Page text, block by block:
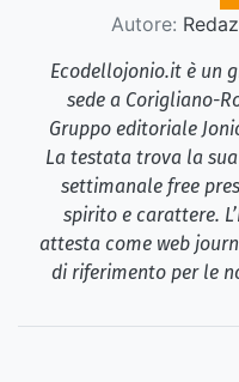
Autore:
Ecodellojonio.it è un
sede a Corigliano-
Gruppo editoriale
La testata trova la sua
settimanale free
spirito e carattere.
attesta come web
di riferimento per le